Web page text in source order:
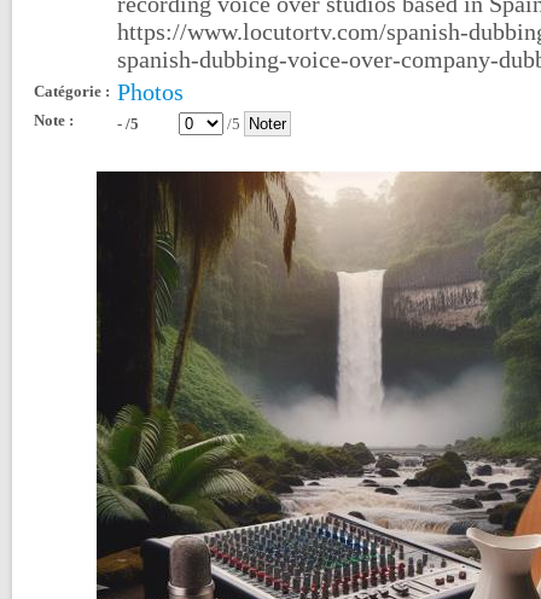
https://www.locutortv.com/spanish-
spanish-dubbing-voice-over-company-
Catégorie : Photos
Note : - /5 /5